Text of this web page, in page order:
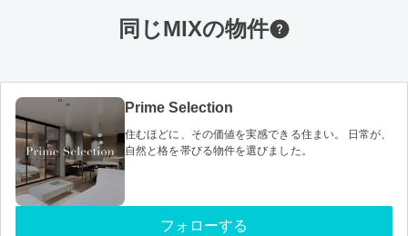
同じMIXの物件
Prime Selection
住むほどに、その価値を実感できる住まい。 日常が、
自然と格を帯びる物件を選びました。
フォローする